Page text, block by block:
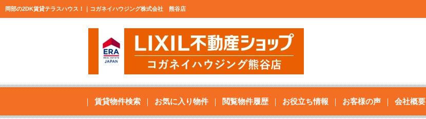
岡部の2DK賃貸テラスハウス！｜コガネイハウジング株式会社 熊谷店
賃貸物件検索 お気に入り物件 閲覧物件履歴 お役立ち情報 お客様の声 会社概要